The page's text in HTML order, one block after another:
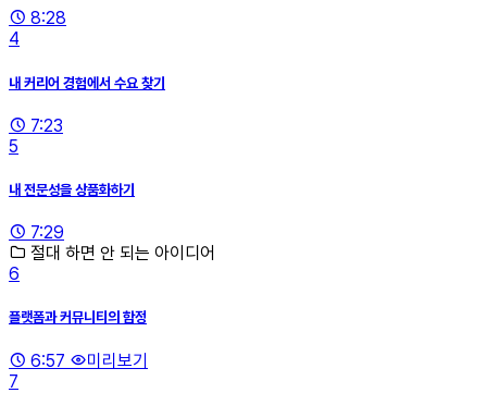
8:28
4
내 커리어 경험에서 수요 찾기
7:23
5
내 전문성을 상품화하기
7:29
절대 하면 안 되는 아이디어
6
플랫폼과 커뮤니티의 함정
6:57
미리보기
7